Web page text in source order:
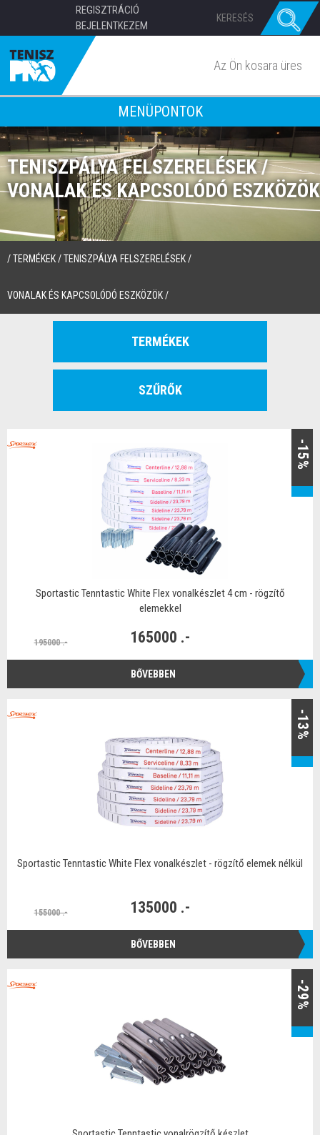
REGISZTRÁCIÓ
BEJELENTKEZEM
Az Ön kosara üres
MENÜPONTOK
TENISZPÁLYA FELSZERELÉSEK /
VONALAK ÉS KAPCSOLÓDÓ ESZKÖZÖK
/TERMÉKEK/TENISZPÁLYA FELSZERELÉSEK/
VONALAK ÉS KAPCSOLÓDÓ ESZKÖZÖK/
TERMÉKEK
SZŰRŐK
-15%
Sportastic Tenntastic White Flex vonalkészlet 4 cm - rögzítő
elemekkel
195000 .- 165000 .-
BŐVEBBEN
-13%
Sportastic Tenntastic White Flex vonalkészlet - rögzítő elemek nélkül
155000 .- 135000 .-
BŐVEBBEN
-29%